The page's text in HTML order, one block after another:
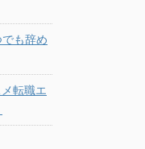
でも辞め
転職エ